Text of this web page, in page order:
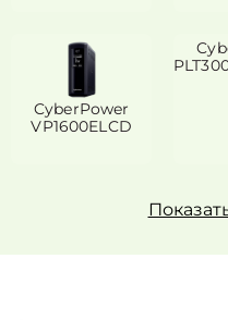
CyberPower
VP1600ELCD